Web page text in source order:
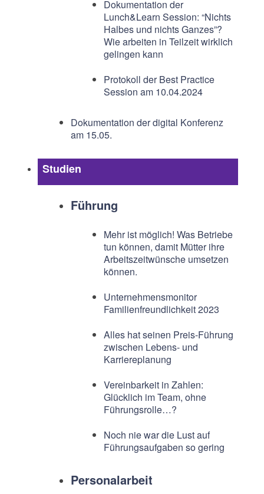
Dokumentation der
Lunch&Learn Session: “Nichts
Halbes und nichts Ganzes”?
Wie arbeiten in Teilzeit wirklich
gelingen kann
Protokoll der Best Practice
Session am 10.04.2024
Dokumentation der digital Konferenz
am 15.05.
Studien
Führung
Mehr ist möglich! Was Betriebe
tun können, damit Mütter ihre
Arbeitszeitwünsche umsetzen
können.
Unternehmensmonitor
Familienfreundlichkeit 2023
Alles hat seinen Preis-Führung
zwischen Lebens- und
Karriereplanung
Vereinbarkeit in Zahlen:
Glücklich im Team, ohne
Führungsrolle…?
Noch nie war die Lust auf
Führungsaufgaben so gering
Personalarbeit